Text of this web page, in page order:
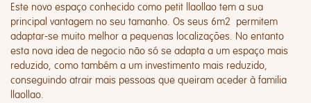
Este novo espaço conhecido como petit llaollao tem a sua
principal vantagem no seu tamanho. Os seus 6m2 permitem
adaptar-se muito melhor a pequenas localizações. No entanto
esta nova idea de negocio não só se adapta a um espaço mais
reduzido, como também a um investimento mais reduzido,
conseguindo atrair mais pessoas que queiram aceder à familia
llaollao.